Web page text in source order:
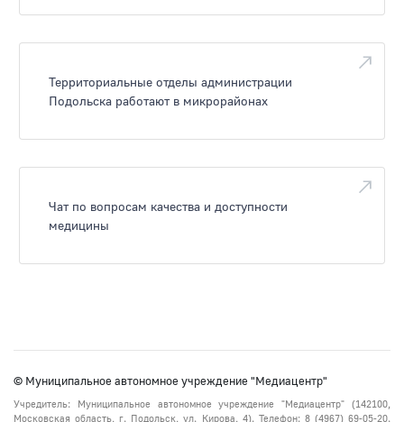
Территориальные отделы администрации
Подольска работают в микрорайонах
Чат по вопросам качества и доступности
медицины
© Муниципальное автономное учреждение "Медиацентр"
Учредитель: Муниципальное автономное учреждение "Медиацентр" (142100,
Московская область, г. Подольск, ул. Кирова, 4). Телефон: 8 (4967) 69-05-20.